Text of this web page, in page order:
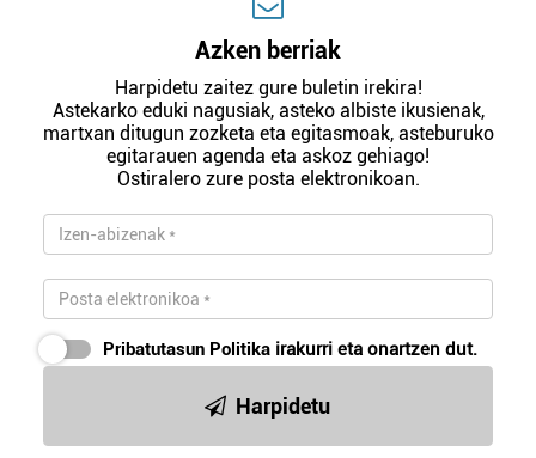
Azken berriak
Harpidetu zaitez gure buletin irekira!
Astekarko eduki nagusiak, asteko albiste ikusienak,
martxan ditugun zozketa eta egitasmoak, asteburuko
egitarauen agenda eta askoz gehiago!
Ostiralero zure posta elektronikoan.
Pribatutasun Politika irakurri eta onartzen dut.
Harpidetu